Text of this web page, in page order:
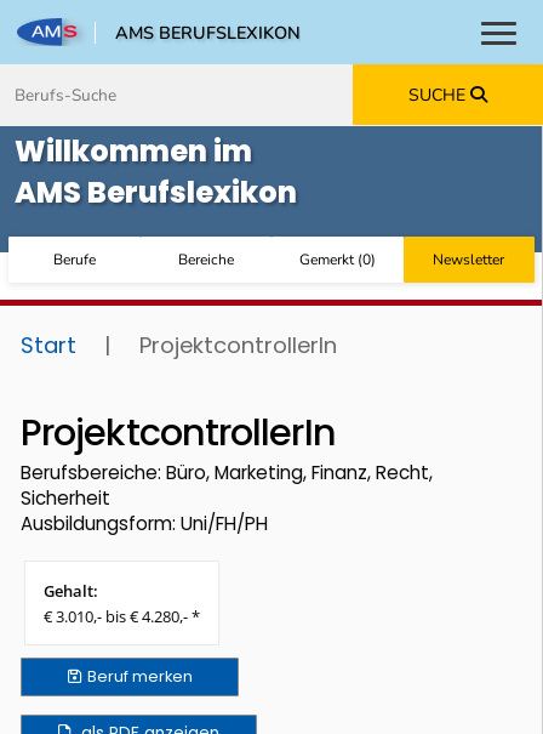
AMS BERUFSLEXIKON
SUCHE
Willkommen im
AMS Berufslexikon
Berufe Bereiche Gemerkt(0) Newsletter
Start | ProjektcontrollerIn
ProjektcontrollerIn
Berufsbereiche: Büro, Marketing, Finanz, Recht,
Sicherheit
Ausbildungsform: Uni/FH/PH
Gehalt:
€ 3.010,- bis € 4.280,- *
Berufmerken